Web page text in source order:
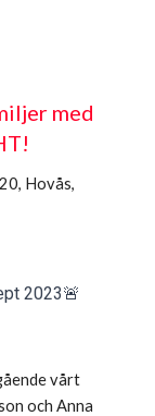
med
Hovås,
2023🚨
vårt
och Anna